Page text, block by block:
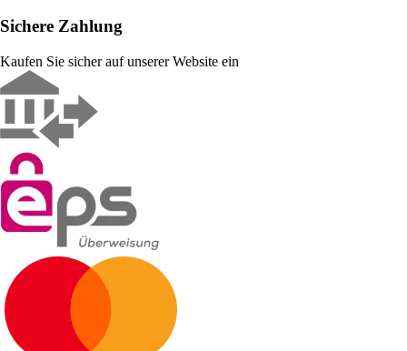
Sichere Zahlung
Kaufen Sie sicher auf unserer Website ein